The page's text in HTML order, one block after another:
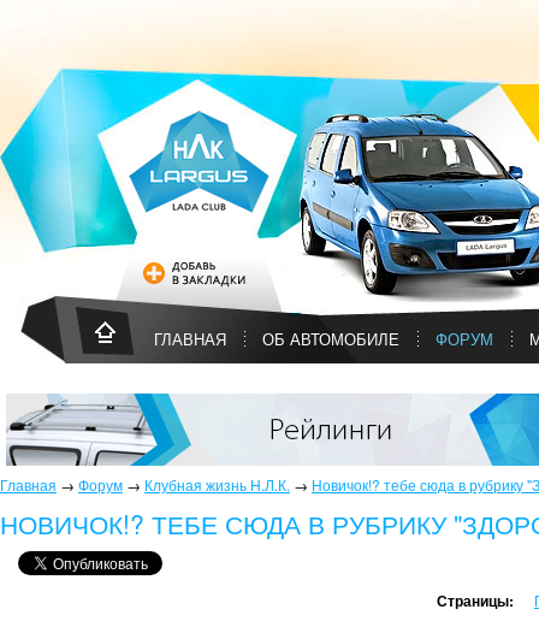
ГЛАВНАЯ ОБ АВТОМОБИЛЕ ФОРУМ
Главная → Форум → Клубная жизнь Н.Л.К. → Новичок!? тебе сюда в рубрику
НОВИЧОК!? ТЕБЕ СЮДА В РУБРИКУ
Страницы: